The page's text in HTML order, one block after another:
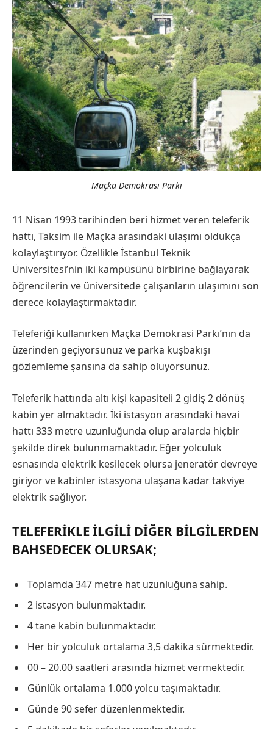
Maçka Demokrasi Parkı
11 Nisan 1993 tarihinden beri hizmet veren teleferik
hattı, Taksim ile Maçka arasındaki ulaşımı oldukça
kolaylaştırıyor. Özellikle İstanbul Teknik
Üniversitesi’nin iki kampüsünü birbirine bağlayarak
öğrencilerin ve üniversitede çalışanların ulaşımını son
derece kolaylaştırmaktadır.
Teleferiği kullanırken Maçka Demokrasi Parkı’nın da
üzerinden geçiyorsunuz ve parka kuşbakışı
gözlemleme şansına da sahip oluyorsunuz.
Teleferik hattında altı kişi kapasiteli 2 gidiş 2 dönüş
kabin yer almaktadır. İki istasyon arasındaki havai
hattı 333 metre uzunluğunda olup aralarda hiçbir
şekilde direk bulunmamaktadır. Eğer yolculuk
esnasında elektrik kesilecek olursa jeneratör devreye
giriyor ve kabinler istasyona ulaşana kadar takviye
elektrik sağlıyor.
TELEFERIKLE ILGILI DIĞER BILGILERDEN
BAHSEDECEK OLURSAK;
Toplamda 347 metre hat uzunluğuna sahip.
2 istasyon bulunmaktadır.
4 tane kabin bulunmaktadır.
Her bir yolculuk ortalama 3,5 dakika sürmektedir.
00 – 20.00 saatleri arasında hizmet vermektedir.
Günlük ortalama 1.000 yolcu taşımaktadır.
Günde 90 sefer düzenlenmektedir.